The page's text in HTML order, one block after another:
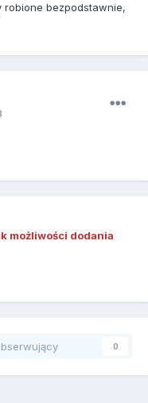
robione bezpodstawnie,
możliwości dodania
0